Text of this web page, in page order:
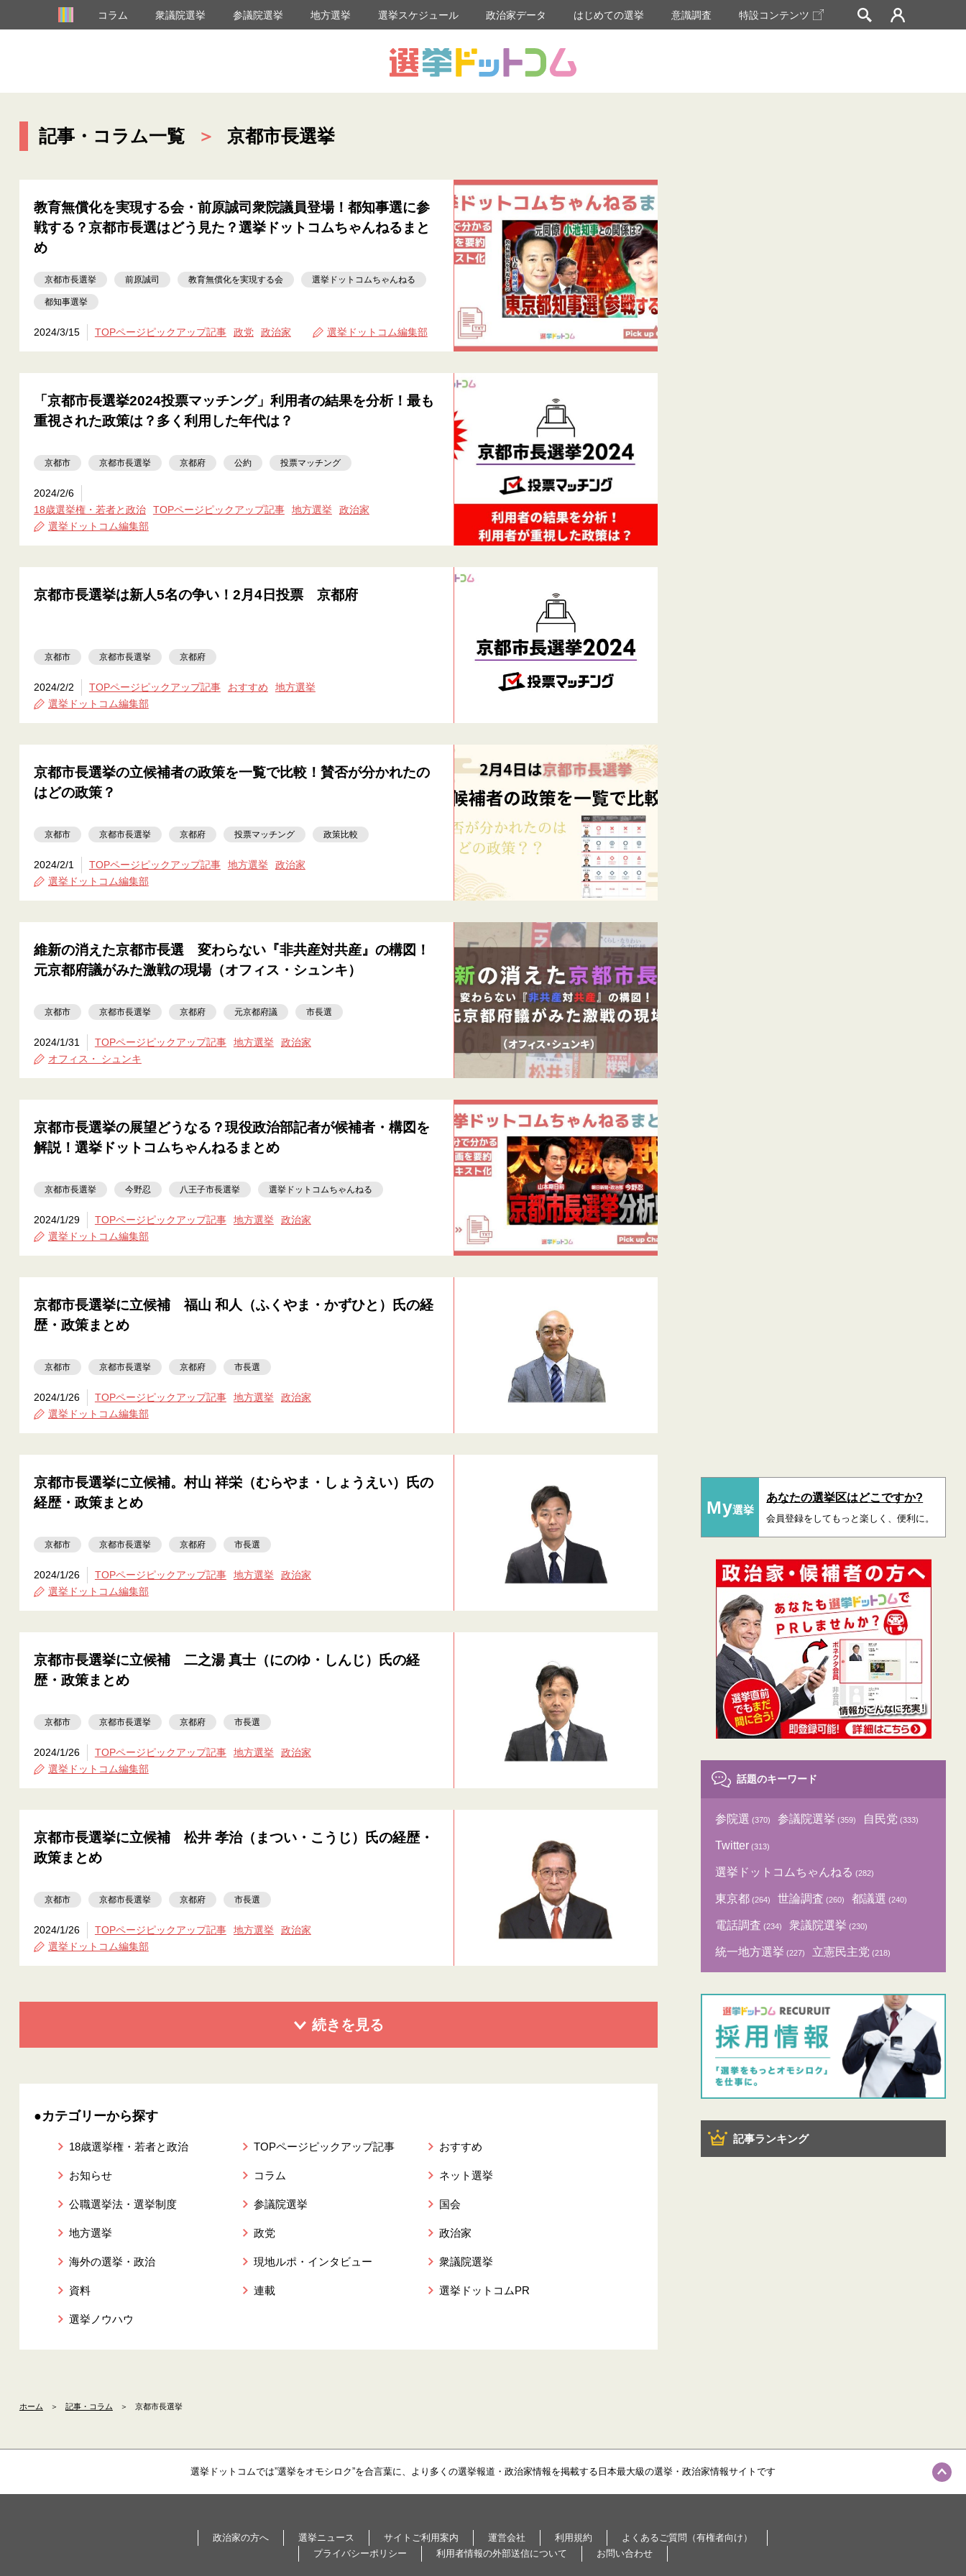
コラム 衆議院選挙 参議院選挙 地方選挙 選挙スケジュール 政治家データ はじめての選挙 意識調査 特設コンテンツ
記事・コラム一覧 ＞ 京都市長選挙
教育無償化を実現する会・前原誠司衆院議員登場！都知事選に参
戦する？京都市長選はどう見た？選挙ドットコムちゃんねるまと
め
京都市長選挙 前原誠司 教育無償化を実現する会 選挙ドットコムちゃんねる
都知事選挙
2024/3/15 TOPページピックアップ記事 政党 政治家 選挙ドットコム編集部
「京都市長選挙2024投票マッチング」利用者の結果を分析！最も
重視された政策は？多く利用した年代は？
京都市 京都市長選挙 京都府 公約 投票マッチング
2024/2/6
18歳選挙権・若者と政治
TOPページピックアップ記事 地方選挙
政治家
選挙ドットコム編集部
京都市長選挙は新人5名の争い！2月4日投票 京都府
京都市 京都市長選挙 京都府
2024/2/2 TOPページピックアップ記事 おすすめ
地方選挙
選挙ドットコム編集部
京都市長選挙の立候補者の政策を一覧で比較！賛否が分かれたの
はどの政策？
京都市 京都市長選挙 京都府 投票マッチング 政策比較
2024/2/1 TOPページピックアップ記事 地方選挙
政治家
選挙ドットコム編集部
維新の消えた京都市長選 変わらない『非共産対共産』の構図！
元京都府議がみた激戦の現場（オフィス・シュンキ）
京都市 京都市長選挙 京都府 元京都府議 市長選
2024/1/31 TOPページピックアップ記事 地方選挙
政治家
オフィス・ シュンキ
京都市長選挙の展望どうなる？現役政治部記者が候補者・構図を
解説！選挙ドットコムちゃんねるまとめ
京都市長選挙 今野忍 八王子市長選挙 選挙ドットコムちゃんねる
2024/1/29 TOPページピックアップ記事 地方選挙
政治家
選挙ドットコム編集部
京都市長選挙に立候補 福山 和人（ふくやま・かずひと）氏の経
歴・政策まとめ
京都市 京都市長選挙 京都府 市長選
2024/1/26 TOPページピックアップ記事 地方選挙
政治家
選挙ドットコム編集部
京都市長選挙に立候補。村山 祥栄（むらやま・しょうえい）氏の
経歴・政策まとめ
京都市 京都市長選挙 京都府 市長選
2024/1/26 TOPページピックアップ記事 地方選挙
政治家
選挙ドットコム編集部
京都市長選挙に立候補 二之湯 真士（にのゆ・しんじ）氏の経
歴・政策まとめ
京都市 京都市長選挙 京都府 市長選
2024/1/26 TOPページピックアップ記事 地方選挙
政治家
選挙ドットコム編集部
京都市長選挙に立候補 松井 孝治（まつい・こうじ）氏の経歴・
政策まとめ
京都市 京都市長選挙 京都府 市長選
2024/1/26 TOPページピックアップ記事 地方選挙
政治家
選挙ドットコム編集部
続きを見る
●カテゴリーから探す
18歳選挙権・若者と政治 TOPページピックアップ記事 おすすめ
お知らせ コラム ネット選挙
公職選挙法・選挙制度 参議院選挙 国会
地方選挙 政党 政治家
海外の選挙・政治 現地ルポ・インタビュー 衆議院選挙
資料 連載 選挙ドットコムPR
選挙ノウハウ
My選挙
あなたの選挙区はどこですか?
会員登録をしてもっと楽しく、便利に。
話題のキーワード
参院選 (370) 参議院選挙 (359) 自民党 (333)
Twitter (313)
選挙ドットコムちゃんねる (282)
東京都 (264) 世論調査 (260) 都議選 (240)
電話調査 (234) 衆議院選挙 (230)
統一地方選挙 (227) 立憲民主党 (218)
記事ランキング
ホーム ＞ 記事・コラム ＞ 京都市長選挙
選挙ドットコムでは”選挙をオモシロク”を合言葉に、より多くの選挙報道・政治家情報を掲載する日本最大級の選挙・政治家情報サイトです
政治家の方へ 選挙ニュース サイトご利用案内 運営会社 利用規約
よくあるご質問（有権者向け）
プライバシーポリシー
利用者情報の外部送信について お問い合わせ